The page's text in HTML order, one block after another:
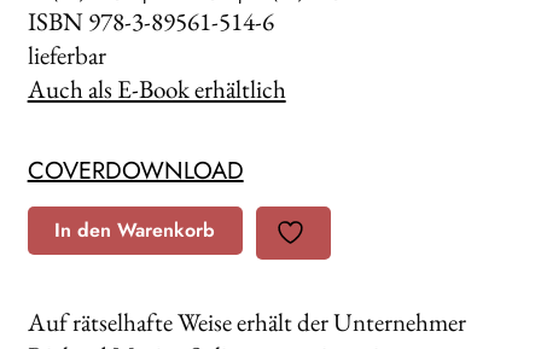
ISBN 978-3-89561-514-6
lieferbar
Auch als E-Book erhältlich
COVERDOWNLOAD
In den Warenkorb
Auf rätselhafte Weise erhält der Unternehmer